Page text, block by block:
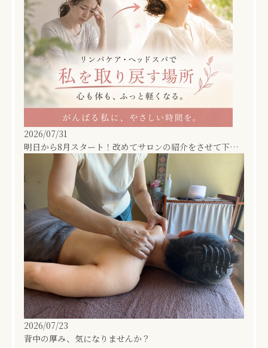
2026/07/31
明日から8月スタート！改めてサロンの紹介をさせて下さい！
2026/07/23
背中の厚み、気になりませんか？